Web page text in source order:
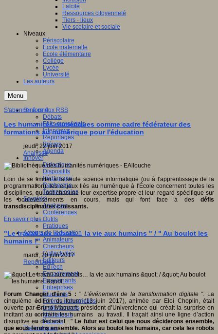
Laïcité
Ressources citoyenneté
Tiers - lieux
Vie scolaire et sociale
Niveaux
Périscolaire
Ecole maternelle
Ecole élémentaire
Collège
Lycée
Université
Les auteurs
Menu
S'informer
Débats
Faits marquants
Interviews
Reportages
Brèves
Agenda
Innover
Didactique
Dispositifs
Pédagogie
Recherche
Technologies
Savoir(s)
Analyses
Conférences
Outils
Pratiques
Acteurs de l'éducation
Animateurs
Chercheurs
Collectivités
Editeurs
EdTech
Encadrement
Enseignants
Entreprises
Etudiants
Filières industrielles
Institutionnels
Médiateurs
Parents
Thématiques
S'abonner à ce flux RSS
Les humanités numériques comme cadre fédérateur des
formations au numérique pour l'éducation
jeudi, 22 juin 2017
Analyses
Loin de se limiter à la seule science informatique (ou à l'apprentissage de la
programmation), les enjeux liés au numérique à l'École concernent toutes les
disciplines, qui ont chacune leur expertise propre et leur regard spécifique sur
les bouleversements en cours, mais qui font face à des défis
transdisciplinaires croissants.
En savoir plus...
"Le travail aux robots… la vie aux humains " / " Au boulot les
humains !"
mardi, 20 juin 2017
Reportages
Forum Changer d'ère 5 : " L’événement de la transformation digitale ". La
cinquième édition du forum (13 juin 2017), animée par Eloi Choplin, était
ouverte par Bruno Maquart, président d’Univercience qui créait la surprise en
incitant au contraire les humains au travail. Il traçait ainsi une ligne d’action
disruptive en déclarant : " Le futur est celui que nous déciderons ensemble,
que nous ferons ensemble. Alors au boulot les humains, car cela les robots